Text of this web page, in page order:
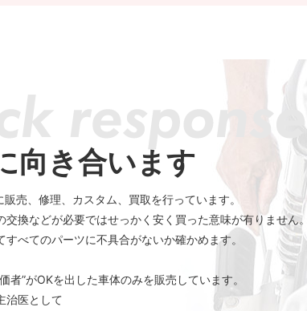
向き合います
売、修理、カスタム、買取を行っています。
換などが必要ではせっかく安く買った意味が有りません
べてのパーツに不具合がないか確かめます。
”がOKを出した車体のみを販売しています。
治医として